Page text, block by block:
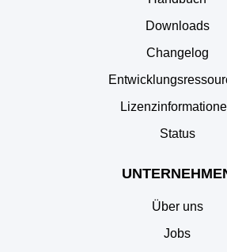
Downloads
Changelog
Status
Über uns
Jobs